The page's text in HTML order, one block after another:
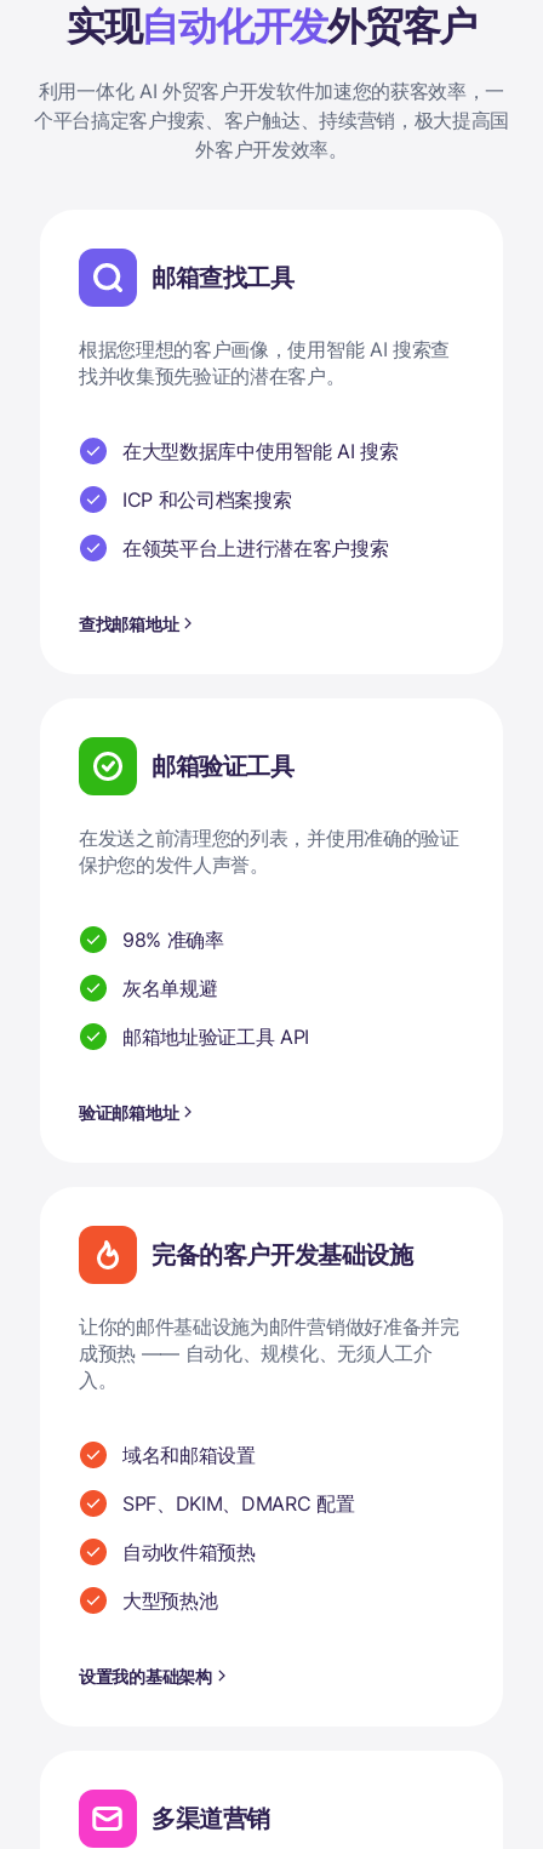
实现自动化开发外贸客户
利用一体化 AI 外贸客户开发软件加速您的获客效率，一
个平台搞定客户搜索、客户触达、持续营销，极大提高国
外客户开发效率。
邮箱查找工具
根据您理想的客户画像，使用智能 AI 搜索查
找并收集预先验证的潜在客户。
在大型数据库中使用智能 AI 搜索
ICP 和公司档案搜索
在领英平台上进行潜在客户搜索
查找邮箱地址
邮箱验证工具
在发送之前清理您的列表，并使用准确的验证
保护您的发件人声誉。
98% 准确率
灰名单规避
邮箱地址验证工具 API
验证邮箱地址
完备的客户开发基础设施
让你的邮件基础设施为邮件营销做好准备并完
成预热 —— 自动化、规模化、无须人工介
入。
域名和邮箱设置
SPF、DKIM、DMARC 配置
自动收件箱预热
大型预热池
设置我的基础架构
多渠道营销